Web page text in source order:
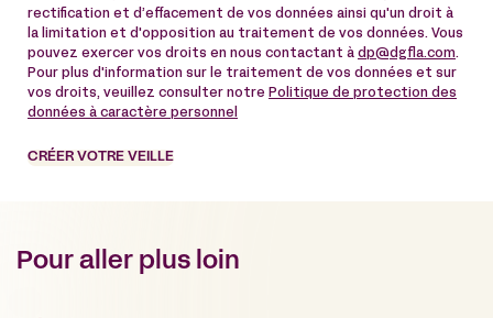
rectification et d’effacement de vos données ainsi qu'un droit à
la limitation et d'opposition au traitement de vos données. Vous
pouvez exercer vos droits en nous contactant à dp@dgfla.com.
Pour plus d'information sur le traitement de vos données et sur
vos droits, veuillez consulter notre Politique de protection des
données à caractère personnel
CRÉER VOTRE VEILLE
Pour aller plus loin